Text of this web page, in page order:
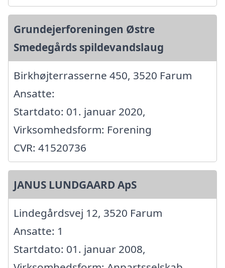
Grundejerforeningen Østre
Smedegårds spildevandslaug
Birkhøjterrasserne 450, 3520 Farum
Ansatte:
Startdato: 01. januar 2020,
Virksomhedsform: Forening
CVR: 41520736
JANUS LUNDGAARD ApS
Lindegårdsvej 12, 3520 Farum
Ansatte: 1
Startdato: 01. januar 2008,